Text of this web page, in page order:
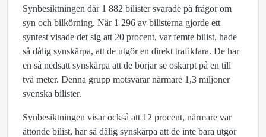
Synbesiktningen där 1 882 bilister svarade på frågor om
syn och bilkörning. När 1 296 av bilisterna gjorde ett
syntest visade det sig att 20 procent, var femte bilist, hade
så dålig synskärpa, att de utgör en direkt trafikfara. De har
en så nedsatt synskärpa att de börjar se oskarpt på en till
två meter. Denna grupp motsvarar närmare 1,3 miljoner
svenska bilister.
Synbesiktningen visar också att 12 procent, närmare var
åttonde bilist, har så dålig synskärpa att de inte bara utgör